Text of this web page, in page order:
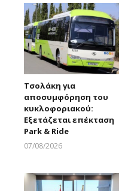
Τσολάκη για
αποσυμφόρηση του
κυκλοφοριακού:
Εξετάζεται επέκταση
Park & Ride
07/08/2026